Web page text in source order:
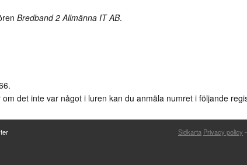
Bredband 2 Allmänna IT AB.
det inte var något i luren kan du anmäla numret i följande
Sidkarta Privacy policy